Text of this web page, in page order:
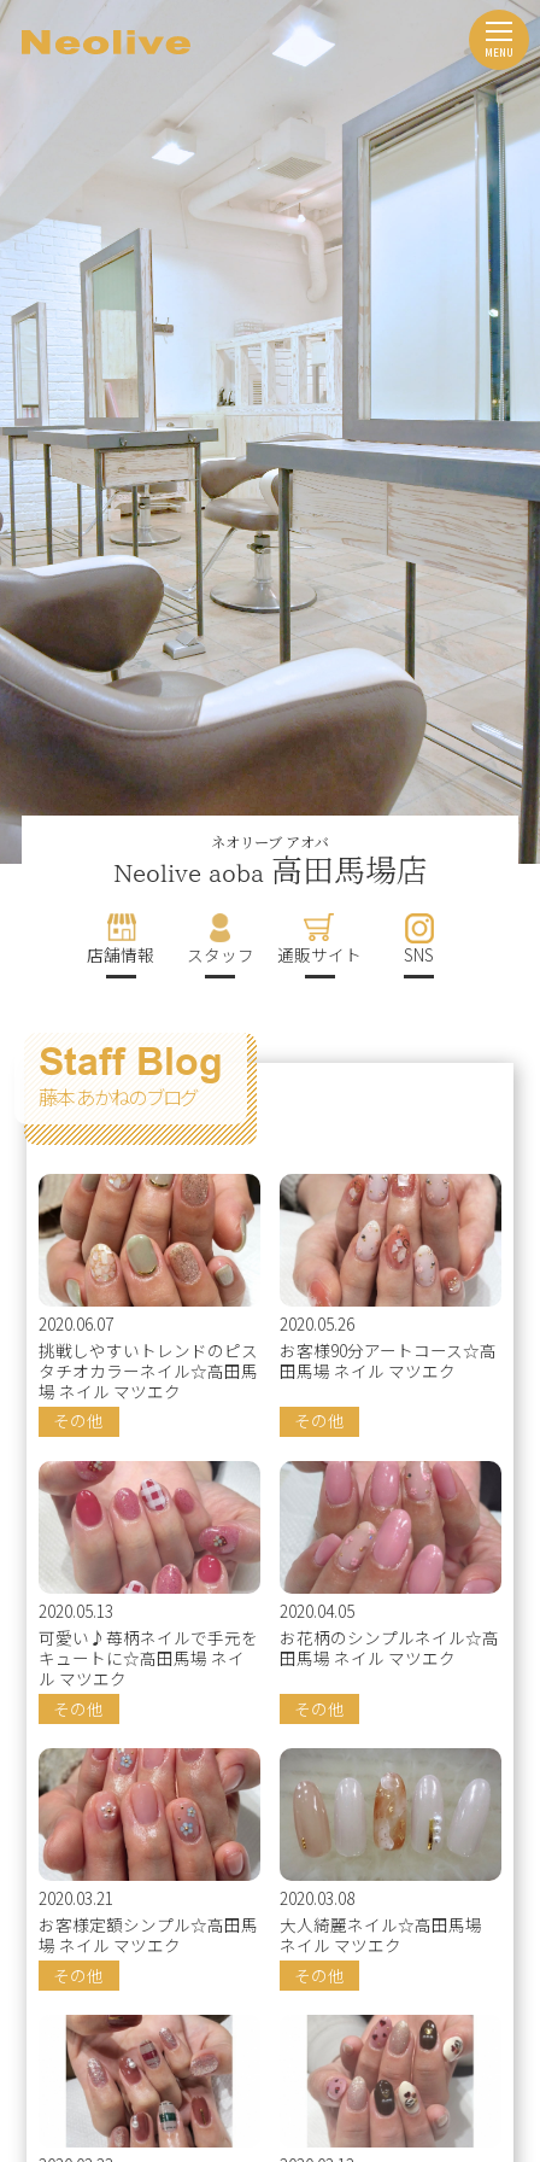
ネオリーブ アオバ
Neolive aoba 高田馬場店
店舗情報 スタッフ 通販サイト SNS
Staff Blog
藤本 あかねのブログ
2020.06.07
挑戦しやすいトレンドのピス
タチオカラーネイル☆高田馬
場 ネイル マツエク
その他
2020.05.26
お客様90分アートコース☆高
田馬場 ネイル マツエク
その他
2020.05.13
可愛い♪苺柄ネイルで手元を
キュートに☆高田馬場 ネイ
ル マツエク
その他
2020.04.05
お花柄のシンプルネイル☆高
田馬場 ネイル マツエク
その他
2020.03.21
お客様定額シンプル☆高田馬
場 ネイル マツエク
その他
2020.03.08
大人綺麗ネイル☆高田馬場
ネイル マツエク
その他